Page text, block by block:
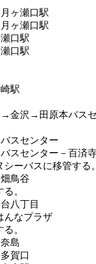
ヶ瀬口駅
ヶ瀬口駅
口駅
口駅
駅
金沢→田原本バス
スセンター
スセンター－百済
ーバスに移管する。
鳥谷
。
八丁目
なプラザ
。
島
賀口